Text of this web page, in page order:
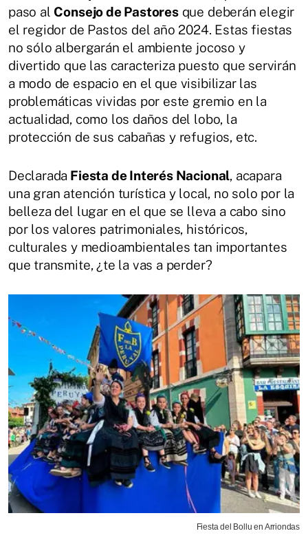
paso al Consejo de Pastoresque deberán elegir
el regidor de Pastos del año 2024. Estas fiestas
no sólo albergarán el ambiente jocoso y
divertido que las caracteriza puesto que servirán
a modo de espacio en el que visibilizar las
problemáticas vividas por este gremio en la
actualidad, como los daños del lobo, la
protección de sus cabañas y refugios, etc.
Declarada Fiesta de Interés Nacional, acapara
una gran atención turística y local, no solo por la
belleza del lugar en el que se lleva a cabo sino
por los valores patrimoniales, históricos,
culturales y medioambientales tan importantes
que transmite, ¿te la vas a perder?
Fiesta del Bollu en Arriondas